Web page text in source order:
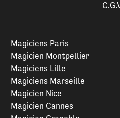
Magiciens Paris
Magicien Montpellier
Magiciens Lille
Magiciens Marseille
Magicien Nice
Magicien Cannes